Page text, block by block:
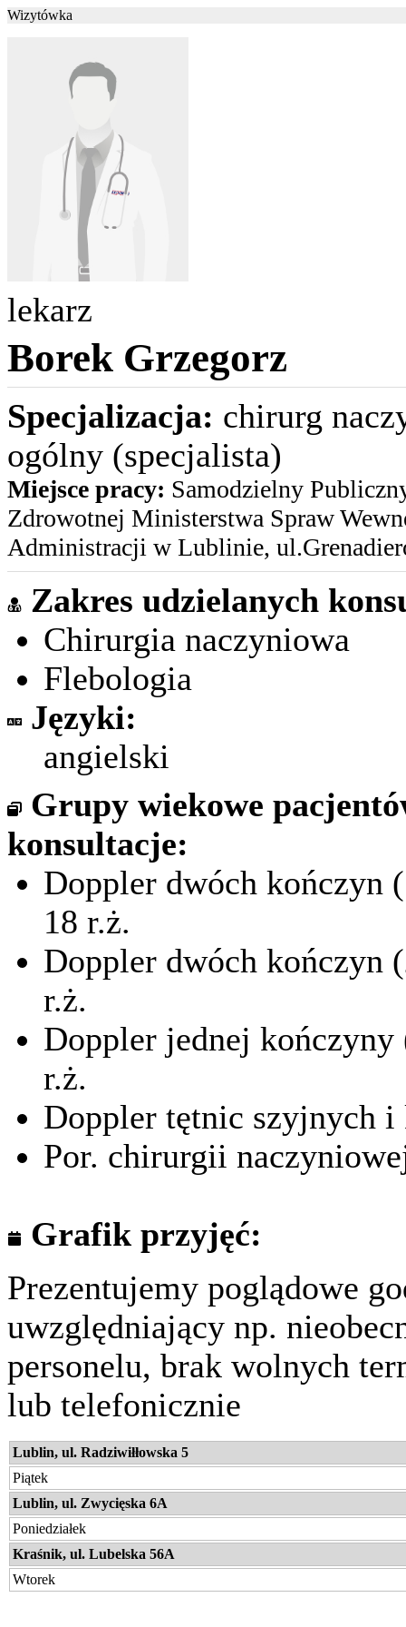
Wizytówka
lekarz
Borek Grzegorz
Specjalizacja: chirurg
ogólny (specjalista)
Miejsce pracy: Samodzielny
Zdrowotnej Ministerstwa Spraw
Administracji w Lublinie,
Zakres udzielanych
Chirurgia naczyniowa
Flebologia
Języki:
angielski
Grupy wiekowe
konsultacje:
Doppler dwóch kończyn
18 r.ż.
Doppler dwóch kończyn
r.ż.
Doppler jednej
r.ż.
Doppler tętnic szyjnych
Por. chirurgii
Grafik przyjęć:
Prezentujemy poglądowe
uwzględniający np.
personelu, brak wolnych
lub telefonicznie
Lublin, ul. Radziwiłłowska 5
Piątek
Lublin, ul. Zwycięska 6A
Poniedziałek
Kraśnik, ul. Lubelska 56A
Wtorek